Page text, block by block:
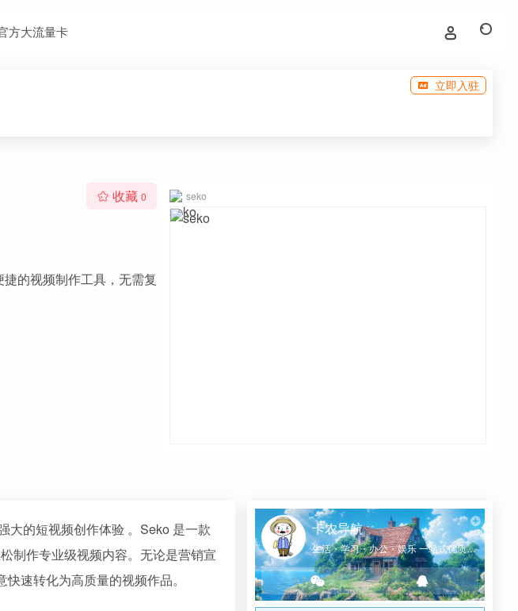
方大流量卡
立即入驻
收藏 0
的视频制作工具，无需复
seko
大的短视频创作体验 。Seko 是一款
制作专业级视频内容。无论是营销宣
速转化为高质量的视频作品。
卡农导航
生活・学习・办公・娱乐 一站式优质网址导航